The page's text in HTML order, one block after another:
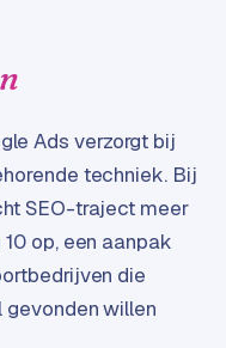
Ads verzorgt bij
techniek. Bij
SEO-traject meer
op, een aanpak
die
gevonden willen